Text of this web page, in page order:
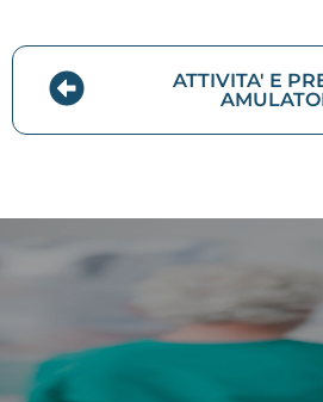
ATTIVITA' E